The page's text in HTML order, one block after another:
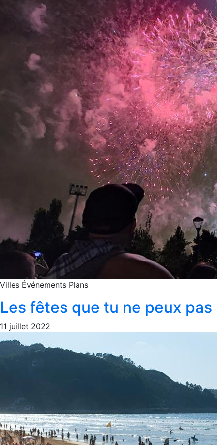
Villes Événements Plans
Les fêtes que tu ne peux
11 juillet 2022